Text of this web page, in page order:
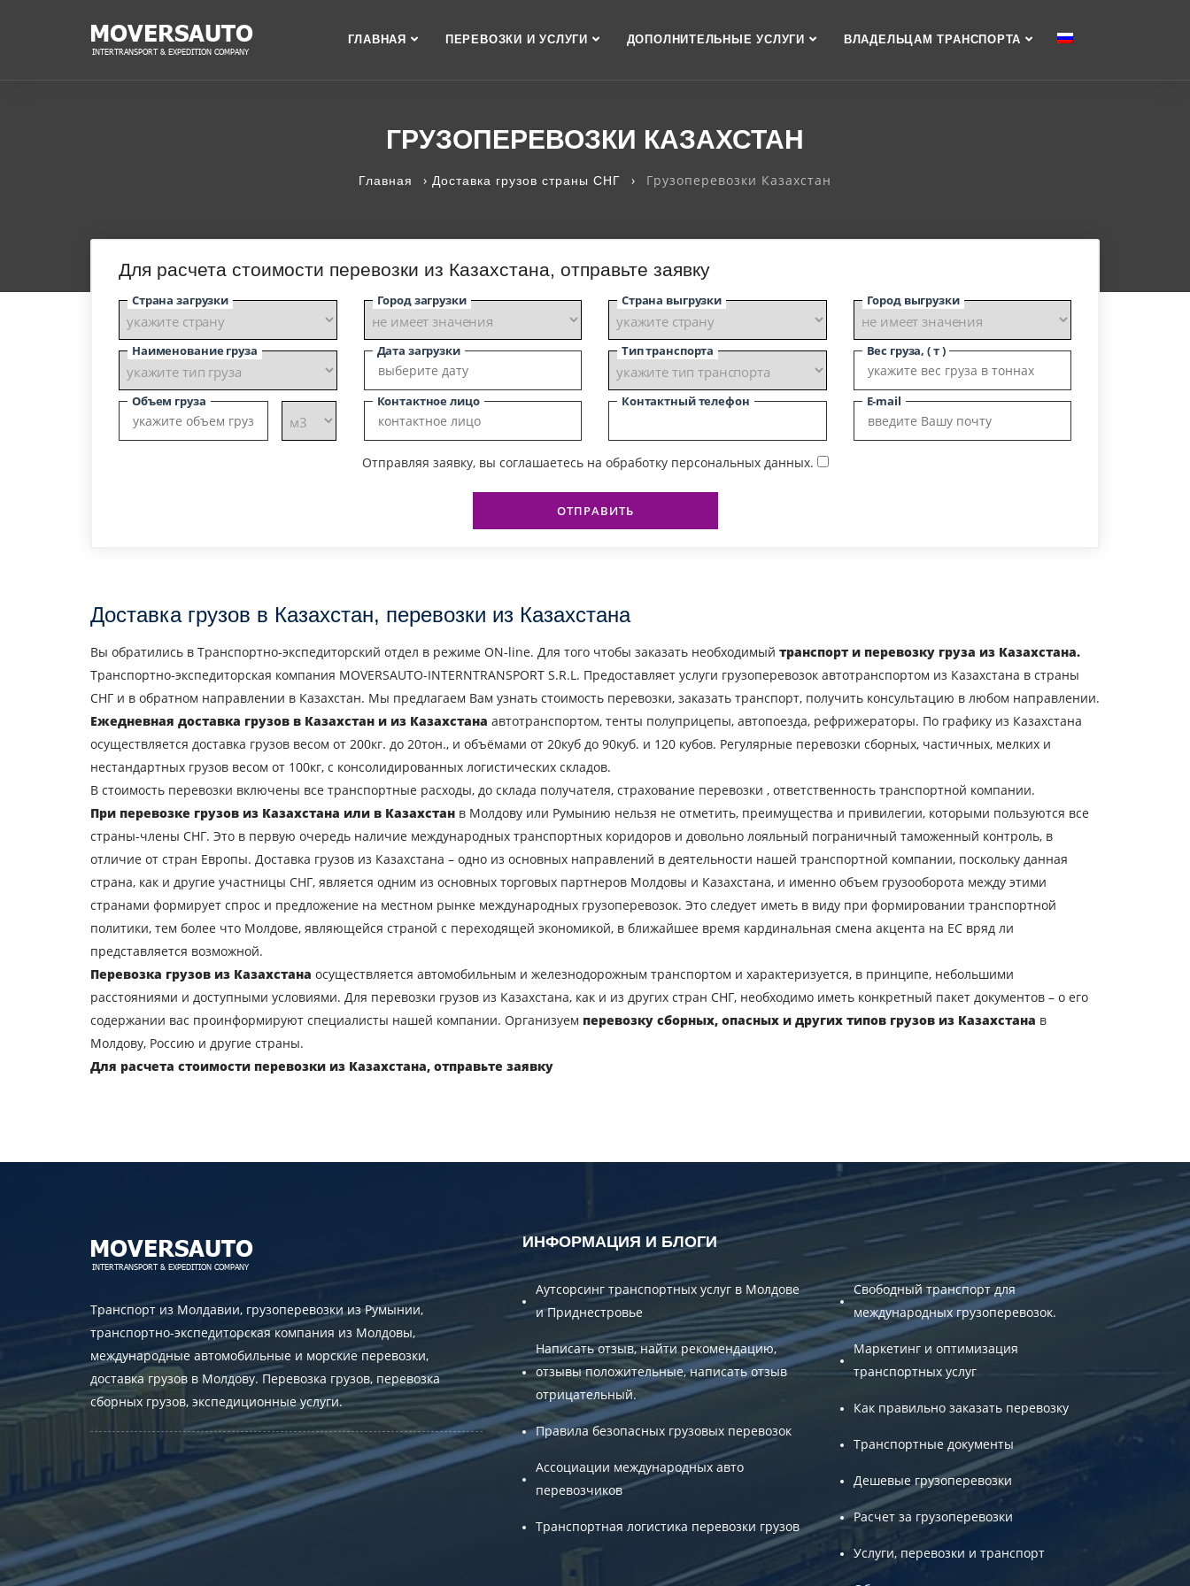
ГЛАВНАЯ ПЕРЕВОЗКИ И УСЛУГИ ДОПОЛНИТЕЛЬНЫЕ УСЛУГИ ВЛАДЕЛЬЦАМ ТРАНСПОРТА
ГРУЗОПЕРЕВОЗКИ КАЗАХСТАН
Главная › Доставка грузов страны СНГ › Грузоперевозки Казахстан
Для расчета стоимости перевозки из Казахстана, отправьте заявку
Страна загрузки Город загрузки Страна выгрузки Город выгрузки
Наименование груза Дата загрузки Тип транспорта Вес груза, ( т )
Объем груза Контактное лицо Контактный телефон E-mail
Отправляя заявку, вы соглашаетесь на обработку персональных данных.
ОТПРАВИТЬ
Доставка грузов в Казахстан, перевозки из Казахстана
Вы обратились в Транспортно-экспедиторский отдел в режиме ON-line. Для того чтобы заказать необходимый транспорт и перевозку груза из Казахстана.
Транспортно-экспедиторская компания MOVERSAUTO-INTERNTRANSPORT S.R.L. Предоставляет услуги грузоперевозок автотранспортом из Казахстана в страны
СНГ и в обратном направлении в Казахстан. Мы предлагаем Вам узнать стоимость перевозки, заказать транспорт, получить консультацию в любом направлении.
Ежедневная доставка грузов в Казахстан и из Казахстана автотранспортом, тенты полуприцепы, автопоезда, рефрижераторы. По графику из Казахстана
осуществляется доставка грузов весом от 200кг. до 20тон., и объёмами от 20куб до 90куб. и 120 кубов. Регулярные перевозки сборных, частичных, мелких и
нестандартных грузов весом от 100кг, с консолидированных логистических складов.
В стоимость перевозки включены все транспортные расходы, до склада получателя, страхование перевозки , ответственность транспортной компании.
При перевозке грузов из Казахстана или в Казахстан в Молдову или Румынию нельзя не отметить, преимущества и привилегии, которыми пользуются все
страны-члены СНГ. Это в первую очередь наличие международных транспортных коридоров и довольно лояльный пограничный таможенный контроль, в
отличие от стран Европы. Доставка грузов из Казахстана – одно из основных направлений в деятельности нашей транспортной компании, поскольку данная
страна, как и другие участницы СНГ, является одним из основных торговых партнеров Молдовы и Казахстана, и именно объем грузооборота между этими
странами формирует спрос и предложение на местном рынке международных грузоперевозок. Это следует иметь в виду при формировании транспортной
политики, тем более что Молдове, являющейся страной с переходящей экономикой, в ближайшее время кардинальная смена акцента на ЕС вряд ли
представляется возможной.
Перевозка грузов из Казахстана осуществляется автомобильным и железнодорожным транспортом и характеризуется, в принципе, небольшими
расстояниями и доступными условиями. Для перевозки грузов из Казахстана, как и из других стран СНГ, необходимо иметь конкретный пакет документов – о его
содержании вас проинформируют специалисты нашей компании. Организуем перевозку сборных, опасных и других типов грузов из Казахстана в
Молдову, Россию и другие страны.
Для расчета стоимости перевозки из Казахстана, отправьте заявку
Транспорт из Молдавии, грузоперевозки из Румынии,
транспортно-экспедиторская компания из Молдовы,
международные автомобильные и морские перевозки,
доставка грузов в Молдову. Перевозка грузов, перевозка
сборных грузов, экспедиционные услуги.
ИНФОРМАЦИЯ И БЛОГИ
Аутсорсинг транспортных услуг в Молдове
и Приднестровье
Написать отзыв, найти рекомендацию,
отзывы положительные, написать отзыв
отрицательный.
Правила безопасных грузовых перевозок
Ассоциации международных авто
перевозчиков
Транспортная логистика перевозки грузов
Свободный транспорт для
международных грузоперевозок.
Маркетинг и оптимизация
транспортных услуг
Как правильно заказать перевозку
Транспортные документы
Дешевые грузоперевозки
Расчет за грузоперевозки
Услуги, перевозки и транспорт
Узнать стоимость перевозки
Страна загрузки Город загрузки Страна выгрузки
Город выгрузки Наименование груза
Тип транспорта
Контактное лицо Контактный телефон E-mail